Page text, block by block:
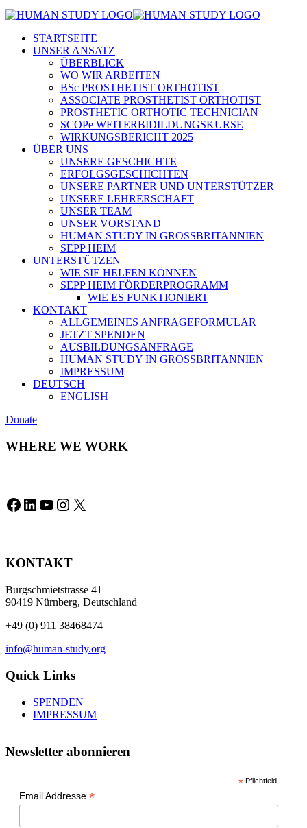
STARTSEITE
UNSER ANSATZ
ÜBERBLICK
WO WIR ARBEITEN
BSc PROSTHETIST ORTHOTIST
ASSOCIATE PROSTHETIST ORTHOTIST
PROSTHETIC ORTHOTIC TECHNICIAN
SCOPe WEITERBIDILDUNGSKURSE
WIRKUNGSBERICHT 2025
ÜBER UNS
UNSERE GESCHICHTE
ERFOLGSGESCHICHTEN
UNSERE PARTNER UND UNTERSTÜTZER
UNSERE LEHRERSCHAFT
UNSER TEAM
UNSER VORSTAND
HUMAN STUDY IN GROSSBRITANNIEN
SEPP HEIM
UNTERSTÜTZEN
WIE SIE HELFEN KÖNNEN
SEPP HEIM FÖRDERPROGRAMM
WIE ES FUNKTIONIERT
KONTAKT
ALLGEMEINES ANFRAGEFORMULAR
JETZT SPENDEN
AUSBILDUNGSANFRAGE
HUMAN STUDY IN GROSSBRITANNIEN
IMPRESSUM
DEUTSCH
ENGLISH
Donate
WHERE WE WORK
Facebook
LinkedIn
YouTube
Instagram
X
KONTAKT
Burgschmietstrasse 41
90419 Nürnberg, Deutschland
+49 (0) 911 38468474
info@human-study.org
Quick Links
SPENDEN
IMPRESSUM
Newsletter abonnieren
* Pflichtfeld
Email Addresse *